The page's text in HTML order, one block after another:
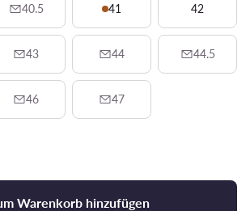
40.5 41 42
43 44 44.5
46 47
Warenkorb hinzufügen